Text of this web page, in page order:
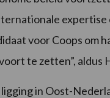
expertise
voor Coops om
te zetten”, aldus
in Oost-